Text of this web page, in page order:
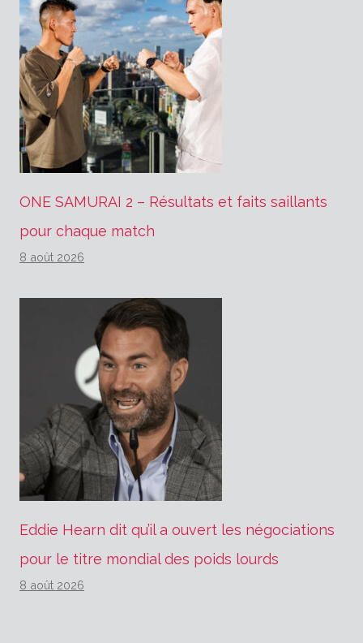
ONE SAMURAI 2 – Résultats et faits saillants
pour chaque match
8 août 2026
Eddie Hearn dit qu’il a ouvert les négociations
pour le titre mondial des poids lourds
8 août 2026